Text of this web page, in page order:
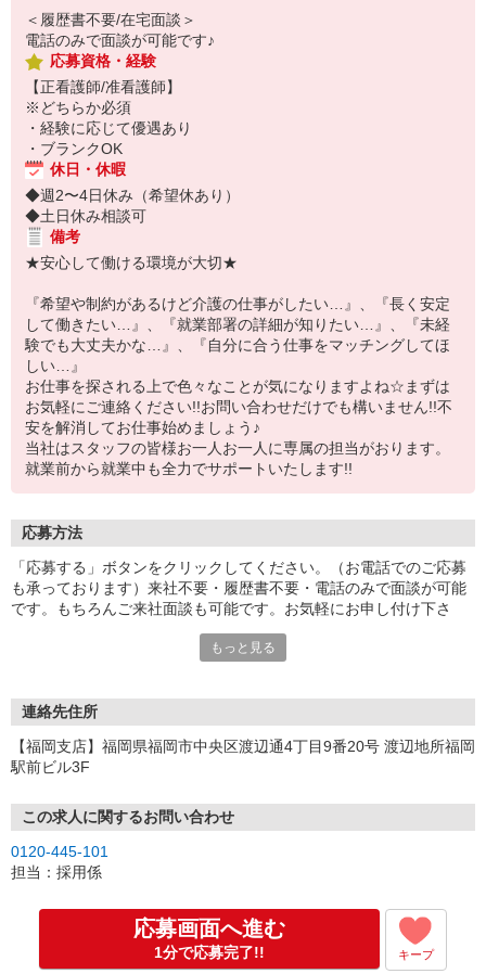
＜履歴書不要/在宅面談＞
電話のみで面談が可能です♪
応募資格・経験
【正看護師/准看護師】
※どちらか必須
・経験に応じて優遇あり
・ブランクOK
休日・休暇
◆週2〜4日休み（希望休あり）
◆土日休み相談可
備考
★安心して働ける環境が大切★
『希望や制約があるけど介護の仕事がしたい…』、『長く安定
して働きたい…』、『就業部署の詳細が知りたい…』、『未経
験でも大丈夫かな…』、『自分に合う仕事をマッチングしてほ
しい…』
お仕事を探される上で色々なことが気になりますよね☆まずは
お気軽にご連絡ください!!お問い合わせだけでも構いません!!不
安を解消してお仕事始めましょう♪
当社はスタッフの皆様お一人お一人に専属の担当がおります。
就業前から就業中も全力でサポートいたします!!
応募方法
「応募する」ボタンをクリックしてください。（お電話でのご応募
も承っております）来社不要・履歴書不要・電話のみで面談が可能
です。もちろんご来社面談も可能です。お気軽にお申し付け下さ
もっと見る
連絡先住所
【福岡支店】福岡県福岡市中央区渡辺通4丁目9番20号 渡辺地所福岡
駅前ビル3F
この求人に関するお問い合わせ
0120-445-101
担当：採用係
応募画面へ進む
1分で応募完了!! キープ